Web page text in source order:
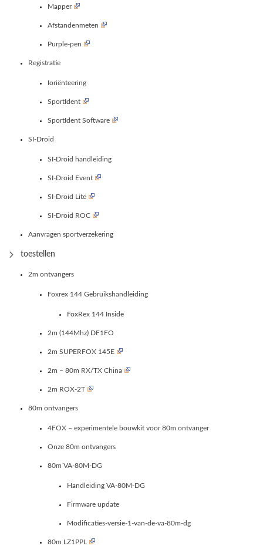
Mapper
Afstandenmeten
Purple-pen
Registratie
Ioriënteering
SportIdent
SportIdent Software
SI-Droid
SI-Droid handleiding
SI-Droid Event
SI-Droid Lite
SI-Droid ROC
Aanvragen sportverzekering
toestellen
2m ontvangers
Foxrex 144 Gebruikshandleiding
FoxRex 144 Inside
2m (144Mhz) DF1FO
2m SUPERFOX 145E
2m – 80m RX/TX China
2m ROX-2T
80m ontvangers
4FOX – experimentele bouwkit voor 80m ontvanger
Onze 80m ontvangers
80m VA-80M-DG
Handleiding VA-80M-DG
Firmware update
Modificaties-versie-1-van-de-va-80m-dg
80m LZ1PPL